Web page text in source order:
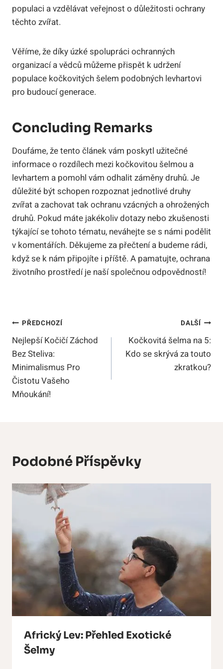
populaci a vzdělávat veřejnost o důležitosti ochrany
těchto zvířat.
Věříme, že díky úzké spolupráci ochranných
organizací a vědců můžeme přispět k udržení
populace kočkovitých šelem podobných levhartovi
pro budoucí generace.
Concluding Remarks
Doufáme, že tento článek vám poskytl užitečné
informace o rozdílech mezi kočkovitou šelmou a
levhartem a pomohl vám odhalit záměny druhů. Je
důležité být schopen rozpoznat jednotlivé druhy
zvířat a zachovat tak ochranu vzácných a ohrožených
druhů. Pokud máte jakékoliv dotazy nebo zkušenosti
týkající se tohoto tématu, neváhejte se s námi podělit
v komentářích. Děkujeme za přečtení a budeme rádi,
když se k nám připojíte i příště. A pamatujte, ochrana
životního prostředí je naší společnou odpovědností!
Navigace
Pro
Příspěvek
PŘEDCHOZÍ
Nejlepší Kočičí Záchod
Bez Steliva:
Minimalismus Pro
Čistotu Vašeho
Mňoukání!
DALŠÍ
Kočkovitá šelma na 5:
Kdo se skrývá za touto
zkratkou?
Podobné Příspěvky
Africký Lev: Přehled Exotické
Šelmy